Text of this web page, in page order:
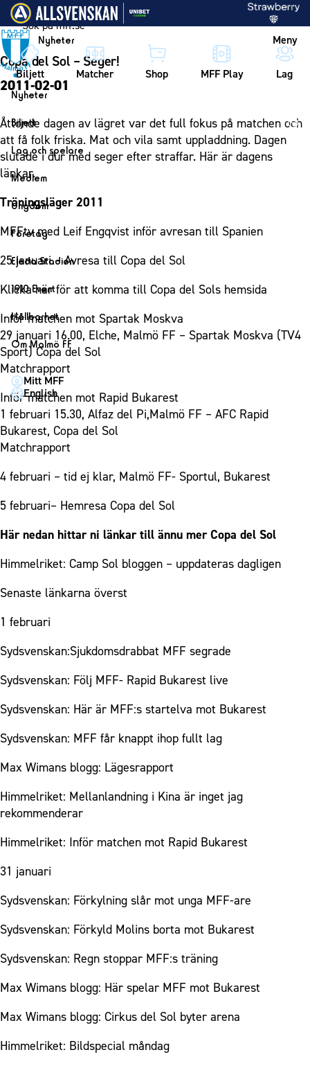
Vidare till innehållet
Nyheter Meny
Biljett Matcher Shop MFF Play Lag
Nyheter
Nyheter
Kalender
Biljett
Biljett
Årskort herr
Mitt MFF
Biljetter till bortamatcher
Biljettvillkor
Lag och spelare
Lag
Herrlaget
Spelare
Ledarstab
Damlaget
Spelare
Medlem
Medlemskap i Malmö FF
Ungdom
MFF Ungdom
Skånecupen
Fotbollsskolan
Fotbollsnätverket
P19
F19
P17
F17
Malmö Trophy
Företag
Bli företagspartner
Partner dam
Eleda Stadion
Eleda Stadion
Matchdag på Eleda Stadion
MFF-museet & rundvandringar
1910 Event
1910 Event
Fest & Event
Konferens
Möte
Mässa
Sommarfest
Julshow
Vanliga frågor om 1910 Event
Hållbarhet
Hållbarhet
Himmelsblå framtid – en match för miljön
MFF i samhället
Laget för alla
Nattfotboll
Himmelsblå Tillsammans
Karriärakademin
Fonder
Om Malmö FF
Om Malmö FF
Kontakt
Press och media
Historik – herrlaget
Historik – damlaget
Närstående organisationer
Policydokument
Mitt MFF
English
Copa del Sol – Seger!
2011-02-01
Åttonde dagen av lägret var det full fokus på matchen och
att få folk friska. Mat och vila samt uppladdning. Dagen
slutade i dur med seger efter straffar. Här är dagens
länkar.
Träningsläger 2011
MFFtv med Leif Engqvist inför avresan till Spanien
25 januari – Avresa till Copa del Sol
Klicka här för att komma till Copa del Sols hemsida
Inför matchen mot Spartak Moskva
29 januari 16.00, Elche, Malmö FF – Spartak Moskva (TV4
Sport) Copa del Sol
Matchrapport
Inför matchen mot Rapid Bukarest
1 februari 15.30, Alfaz del Pi,Malmö FF – AFC Rapid
Bukarest, Copa del Sol
Matchrapport
4 februari – tid ej klar, Malmö FF- Sportul, Bukarest
5 februari– Hemresa Copa del Sol
Här nedan hittar ni länkar till ännu mer Copa del Sol
Himmelriket: Camp Sol bloggen – uppdateras dagligen
Senaste länkarna överst
1 februari
Sydsvenskan:Sjukdomsdrabbat MFF segrade
Sydsvenskan: Följ MFF- Rapid Bukarest live
Sydsvenskan: Här är MFF:s startelva mot Bukarest
Sydsvenskan: MFF får knappt ihop fullt lag
Max Wimans blogg: Lägesrapport
Himmelriket: Mellanlandning i Kina är inget jag
rekommenderar
Himmelriket: Inför matchen mot Rapid Bukarest
31 januari
Sydsvenskan: Förkylning slår mot unga MFF-are
Sydsvenskan: Förkyld Molins borta mot Bukarest
Sydsvenskan: Regn stoppar MFF:s träning
Max Wimans blogg: Här spelar MFF mot Bukarest
Max Wimans blogg: Cirkus del Sol byter arena
Himmelriket: Bildspecial måndag